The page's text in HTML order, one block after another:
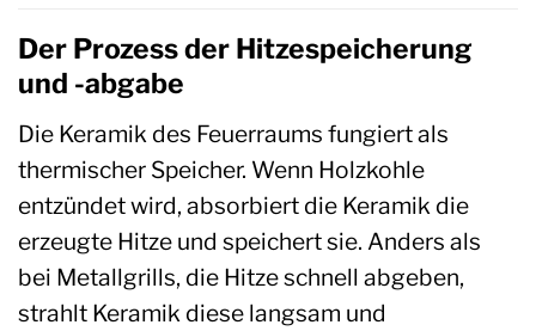
Der Prozess der Hitzespeicherung
und -abgabe
Die Keramik des Feuerraums fungiert als
thermischer Speicher. Wenn Holzkohle
entzündet wird, absorbiert die Keramik die
erzeugte Hitze und speichert sie. Anders als
bei Metallgrills, die Hitze schnell abgeben,
strahlt Keramik diese langsam und